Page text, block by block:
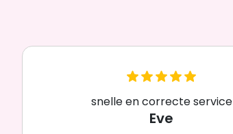
snelle en correcte service
Eve